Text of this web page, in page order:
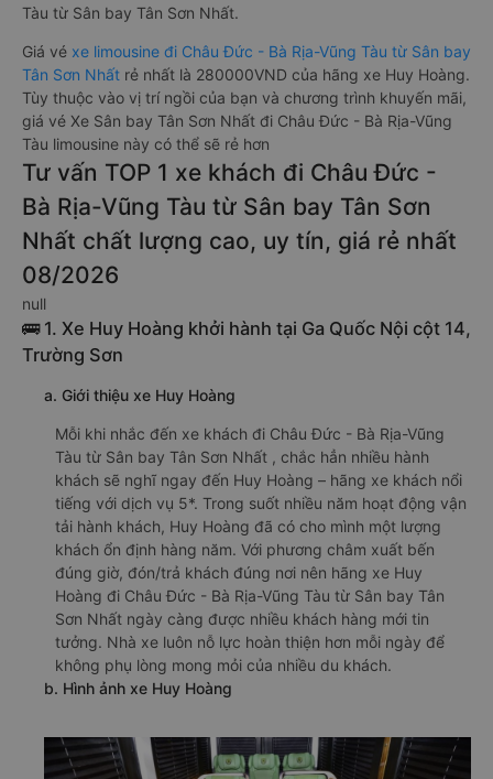
Tàu từ Sân bay Tân Sơn Nhất.
Giá vé xe limousine đi Châu Đức - Bà Rịa-Vũng Tàu từ Sân bay
Tân Sơn Nhất rẻ nhất là 280000VND của hãng xe Huy Hoàng.
Tùy thuộc vào vị trí ngồi của bạn và chương trình khuyến mãi,
giá vé Xe Sân bay Tân Sơn Nhất đi Châu Đức - Bà Rịa-Vũng
Tàu limousine này có thể sẽ rẻ hơn
Tư vấn TOP 1 xe khách đi Châu Đức -
Bà Rịa-Vũng Tàu từ Sân bay Tân Sơn
Nhất chất lượng cao, uy tín, giá rẻ nhất
08/2026
null
🚌 1. Xe Huy Hoàng khởi hành tại Ga Quốc Nội cột 14,
Trường Sơn
a. Giới thiệu xe Huy Hoàng
Mỗi khi nhắc đến xe khách đi Châu Đức - Bà Rịa-Vũng
Tàu từ Sân bay Tân Sơn Nhất , chắc hẳn nhiều hành
khách sẽ nghĩ ngay đến Huy Hoàng – hãng xe khách nổi
tiếng với dịch vụ 5*. Trong suốt nhiều năm hoạt động vận
tải hành khách, Huy Hoàng đã có cho mình một lượng
khách ổn định hàng năm. Với phương châm xuất bến
đúng giờ, đón/trả khách đúng nơi nên hãng xe Huy
Hoàng đi Châu Đức - Bà Rịa-Vũng Tàu từ Sân bay Tân
Sơn Nhất ngày càng được nhiều khách hàng mới tin
tưởng. Nhà xe luôn nỗ lực hoàn thiện hơn mỗi ngày để
không phụ lòng mong mỏi của nhiều du khách.
b. Hình ảnh xe Huy Hoàng